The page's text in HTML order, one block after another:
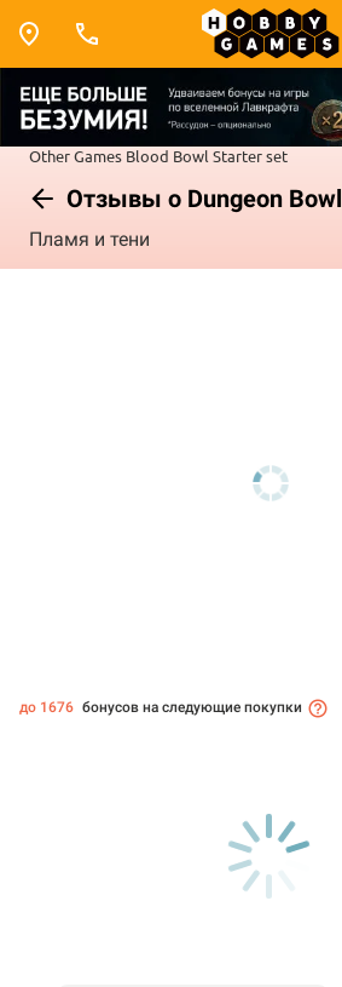
Other Games Blood Bowl Starter set
Отзывы о Dungeon Bowl
Пламя и тени
до 1676 бонусов на следующие покупки